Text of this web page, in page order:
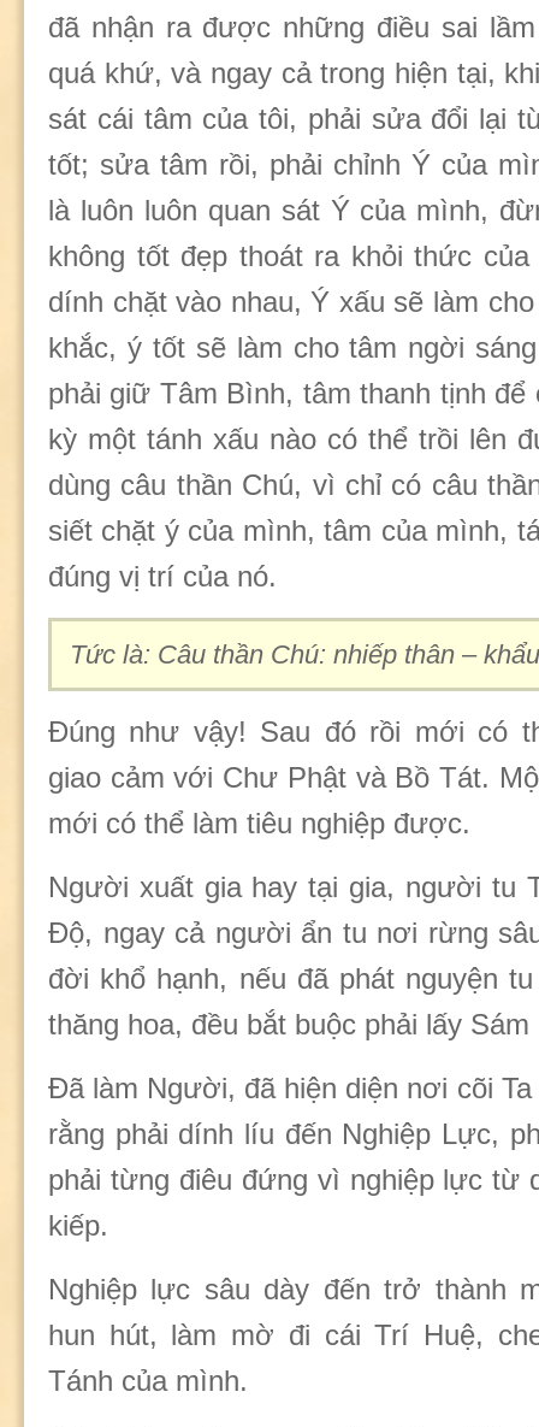
đã nhận ra được những điều sai
quá khứ, và ngay cả trong hiện tại,
sát cái tâm của tôi, phải sửa đổi lại
tốt; sửa tâm rồi, phải chỉnh Ý của
là luôn luôn quan sát Ý của mình,
không tốt đẹp thoát ra khỏi thức
dính chặt vào nhau, Ý xấu sẽ làm
khắc, ý tốt sẽ làm cho tâm ngời
phải giữ Tâm Bình, tâm thanh tịnh để
kỳ một tánh xấu nào có thể trồi lên
dùng câu thần Chú, vì chỉ có câu
siết chặt ý của mình, tâm của mình,
đúng vị trí của nó.
Tức là: Câu thần Chú: nhiếp thân – khẩu
Đúng như vậy! Sau đó rồi mới có
giao cảm với Chư Phật và Bồ Tát.
mới có thể làm tiêu nghiệp được.
Người xuất gia hay tại gia, người tu
Độ, ngay cả người ẩn tu nơi rừng
đời khổ hạnh, nếu đã phát nguyện
thăng hoa, đều bắt buộc phải lấy Sám
Đã làm Người, đã hiện diện nơi cõi
rằng phải dính líu đến Nghiệp Lực,
phải từng điêu đứng vì nghiệp lực từ
kiếp.
Nghiệp lực sâu dày đến trở thành
hun hút, làm mờ đi cái Trí Huệ,
Tánh của mình.